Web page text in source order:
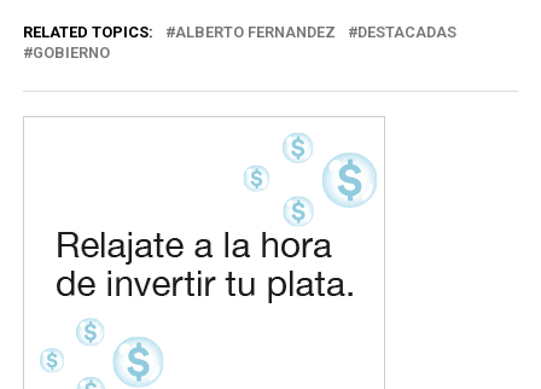
RELATED TOPICS: ALBERTO FERNANDEZ
DESTACADAS
GOBIERNO